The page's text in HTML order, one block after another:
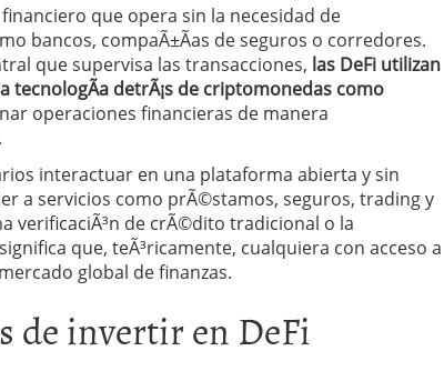
que opera sin la necesidad de
bancos, compaÃ±Ã­as de seguros o corredores.
que supervisa las transacciones, las DeFi utilizan
tecnologÃ­a detrÃ¡s de criptomonedas como
operaciones financieras de manera
interactuar en una plataforma abierta y sin
a servicios como prÃ©stamos, seguros, trading y
verificaciÃ³n de crÃ©dito tradicional o la
que, teÃ³ricamente, cualquiera con acceso a
global de finanzas.
de invertir en DeFi